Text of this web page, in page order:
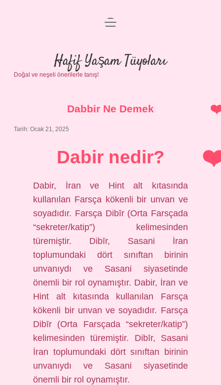
Anasayfa
Gizlilik Politikası
Yasal Uyarı
menüyü
Hafif Yaşam Tüyoları
Doğal ve neşeli önerilerle tanış!
Dabbir Ne Demek
Tarih: Ocak 21, 2025
Dabir nedir?
Dabir, İran ve Hint alt kıtasında
kullanılan Farsça kökenli bir unvan ve
soyadıdır. Farsça Dibīr (Orta Farsçada
“sekreter/katip”) kelimesinden
türemiştir. Dibīr, Sasani İran
toplumundaki dört sınıftan birinin
unvanıydı ve Sasani siyasetinde
önemli bir rol oynamıştır. Dabir, İran ve
Hint alt kıtasında kullanılan Farsça
kökenli bir unvan ve soyadıdır. Farsça
Dibīr (Orta Farsçada “sekreter/katip”)
kelimesinden türemiştir. Dibīr, Sasani
İran toplumundaki dört sınıftan birinin
unvanıydı ve Sasani siyasetinde
önemli bir rol oynamıştır.